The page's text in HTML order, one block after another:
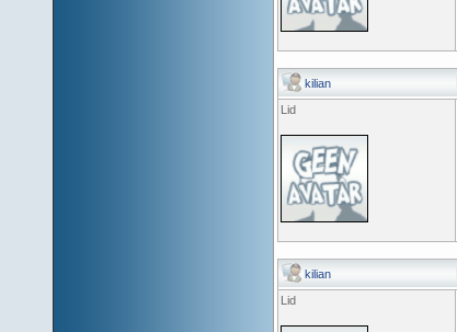
kilian
Lid
kilian
Lid